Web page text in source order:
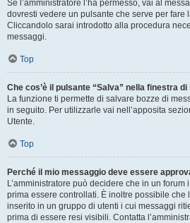
Se l’amministratore l’ha permesso, vai al
dovresti vedere un pulsante che serve per
Cliccandolo sarai introdotto alla procedura
messaggi.
Top
Che cos’è il pulsante “Salva” nella finestra
La funzione ti permette di salvare bozze di
in seguito. Per utilizzarle vai nell’apposita
Utente.
Top
Perché il mio messaggio deve essere
L’amministratore può decidere che in un
prima essere controllati. È inoltre possibile che
inserito in un gruppo di utenti i cui messaggi
prima di essere resi visibili. Contatta